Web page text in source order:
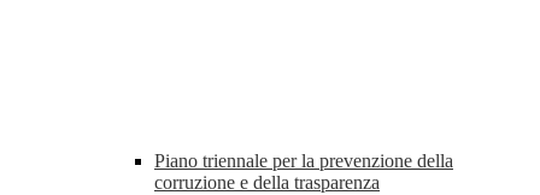
Piano triennale per la prevenzione della
corruzione e della trasparenza